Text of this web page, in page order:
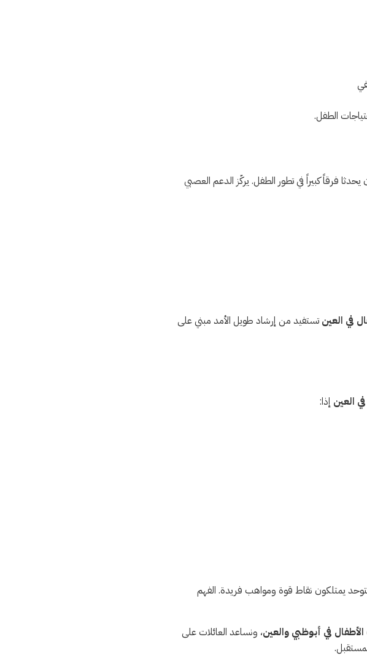
الطفل.
فرقاً كبيراً في تطور الطفل. يركّز الدعم العصبي
في العين تستفيد من إرشاد طويل الأمد مبني على
العين إذا:
يمتلكون نقاط قوة ومواهب فريدة. الفهم
في أبوظبي والعين، ونساعد العائلات على